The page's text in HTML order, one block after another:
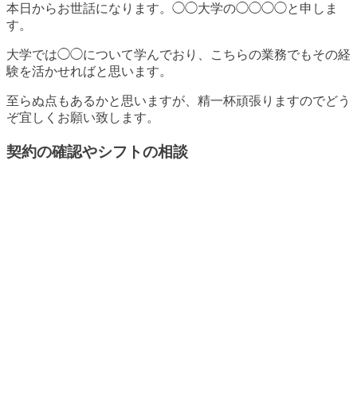
本日からお世話になります。◯◯大学の◯◯◯◯と申しま
す。
大学では◯◯について学んでおり、こちらの業務でもその経
験を活かせればと思います。
至らぬ点もあるかと思いますが、精一杯頑張りますのでどう
ぞ宜しくお願い致します。
契約の確認やシフトの相談